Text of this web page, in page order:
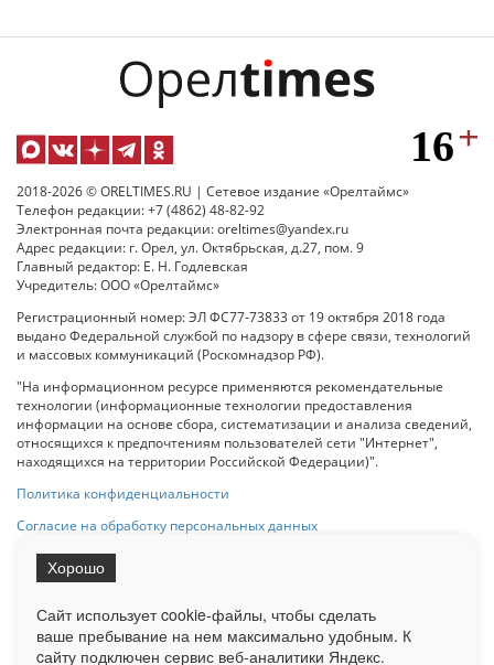
2018-2026 © ORELTIMES.RU | Сетевое издание «Орелтаймс»
Телефон редакции: +7 (4862) 48-82-92
Электронная почта редакции: oreltimes@yandex.ru
Адрес редакции: г. Орел, ул. Октябрьская, д.27, пом. 9
Главный редактор: Е. Н. Годлевская
Учредитель: ООО «Орелтаймс»
Регистрационный номер: ЭЛ ФС77-73833 от 19 октября 2018 года
выдано Федеральной службой по надзору в сфере связи, технологий
и массовых коммуникаций (Роскомнадзор РФ).
"На информационном ресурсе применяются рекомендательные
технологии (информационные технологии предоставления
информации на основе сбора, систематизации и анализа сведений,
относящихся к предпочтениям пользователей сети "Интернет",
находящихся на территории Российской Федерации)".
Политика конфиденциальности
Согласие на обработку персональных данных
на Сетевое издание «ОрелТаймс» обязательна.
Ограниченная статистика посещаемости доступна на сайте
Сайт использует cookie-файлы, чтобы сделать
ваше пребывание на нем максимально удобным. К
cайту подключен сервис веб-аналитики Яндекс.
Хорошо